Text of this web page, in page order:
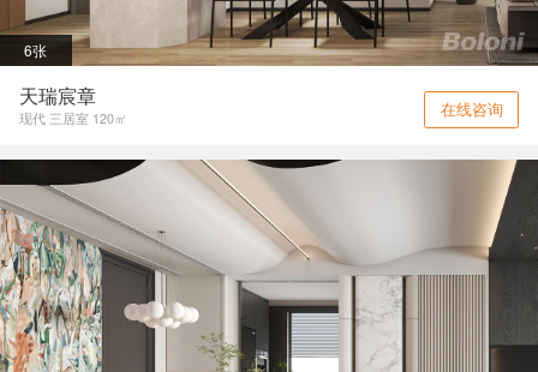
6张
天瑞宸章
现代 三居室 120㎡ 在线咨询